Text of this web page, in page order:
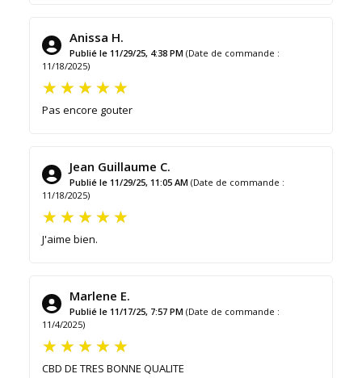
Anissa H.
Publié le 11/29/25, 4:38 PM (Date de commande :
11/18/2025)
Pas encore gouter
Jean Guillaume C.
Publié le 11/29/25, 11:05 AM (Date de commande :
11/18/2025)
J'aime bien.
Marlene E.
Publié le 11/17/25, 7:57 PM (Date de commande :
11/4/2025)
CBD DE TRES BONNE QUALITE